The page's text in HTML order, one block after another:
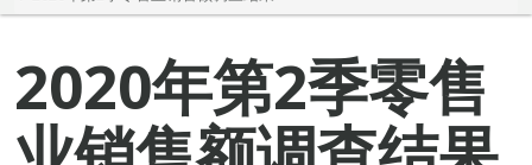
2020年第2季零售